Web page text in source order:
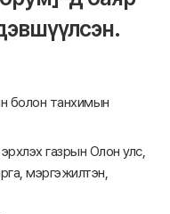
болон танхимын
газрын Олон улс,
мэргэжилтэн,